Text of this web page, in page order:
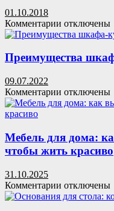
владельцев
01.10.2018
Комментарии к
записи
собирать
детской
кроватки:
инструкция,
отключены
Преимущества
09.07.2022
Комментарии к
записи
купе
в
прихожей
отключены
Мебель для дома:
чтобы жить красиво
31.10.2025
Комментарии к
записи
отключены